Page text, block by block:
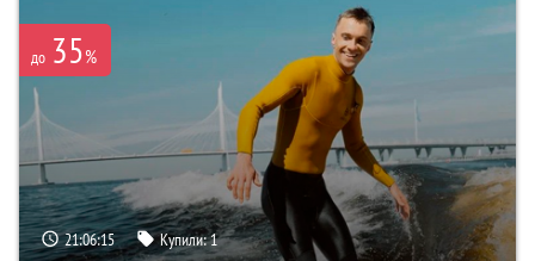
до 35%
21:06:14 Купили:1